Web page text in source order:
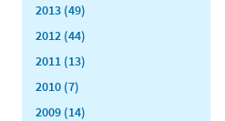
2013 (49)
2012 (44)
2011 (13)
2010 (7)
2009 (14)